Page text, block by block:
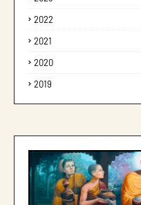
2022
2021
2020
2019